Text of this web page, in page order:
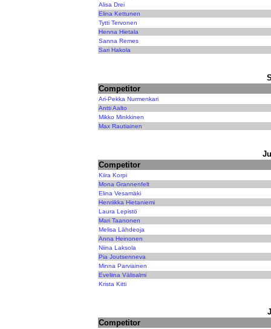
Alisa Drei
Elina Kettunen
Tytti Tervonen
Henna Hietala
Sanna Remes
Sari Hakola
Competitor
Ari-Pekka Nurmenkari
Antti Aalto
Mikko Minkkinen
Max Rautiainen
Competitor
Kiira Korpi
Mona Grannenfelt
Elina Vesamäki
Henriikka Hietaniemi
Laura Lepistö
Mari Taanonen
Melisa Lähdeoja
Anna Heinonen
Niina Laksola
Pia Joutsenneva
Minna Parviainen
Eveliina Välisalmi
Krista Kitti
Competitor